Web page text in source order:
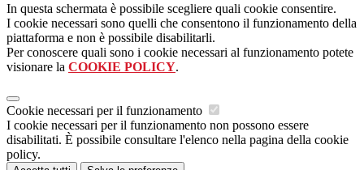
In questa schermata è possibile scegliere quali cookie consentire.
I cookie necessari sono quelli che consentono il funzionamento della
piattaforma e non è possibile disabilitarli.
Per conoscere quali sono i cookie necessari al funzionamento potete
visionare la COOKIE POLICY.
Cookie necessari per il funzionamento
I cookie necessari per il funzionamento non possono essere
disabilitati. È possibile consultare l'elenco nella pagina della cookie
policy.